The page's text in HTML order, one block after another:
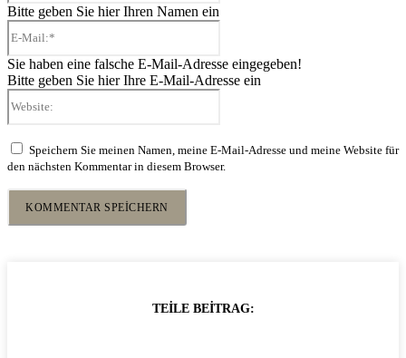
Bitte geben Sie hier Ihren Namen ein
Sie haben eine falsche E-Mail-Adresse eingegeben!
Bitte geben Sie hier Ihre E-Mail-Adresse ein
Speichern Sie meinen Namen, meine E-Mail-Adresse und meine Website für
den nächsten Kommentar in diesem Browser.
TEILE BEITRAG: